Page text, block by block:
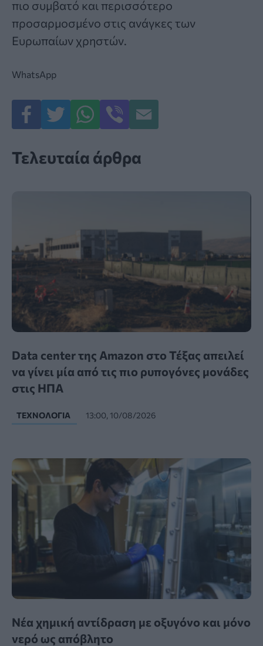
πιο συμβατό και περισσότερο
προσαρμοσμένο στις ανάγκες των
Ευρωπαίων χρηστών.
WhatsApp
Τελευταία άρθρα
Data center της Amazon στο Τέξας απειλεί
να γίνει μία από τις πιο ρυπογόνες μονάδες
στις ΗΠΑ
ΤΕΧΝΟΛΟΓΊΑ 13:00, 10/08/2026
Νέα χημική αντίδραση με οξυγόνο και μόνο
νερό ως απόβλητο